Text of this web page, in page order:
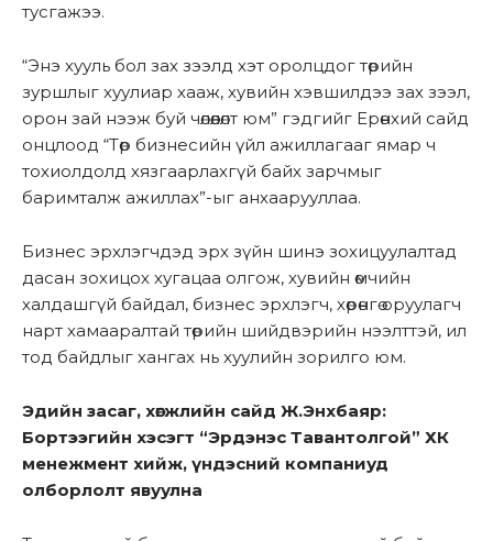
тусгажээ.
“Энэ хууль бол зах зээлд хэт оролцдог төрийн
зуршлыг хуулиар хааж, хувийн хэвшилдээ зах зээл,
орон зай нээж буй чөлөөлөлт юм” гэдгийг Ерөнхий сайд
онцлоод “Төр бизнесийн үйл ажиллагааг ямар ч
тохиолдолд хязгаарлахгүй байх зарчмыг
баримталж ажиллах”-ыг анхаарууллаа.
Бизнес эрхлэгчдэд эрх зүйн шинэ зохицуулалтад
дасан зохицох хугацаа олгож, хувийн өмчийн
халдашгүй байдал, бизнес эрхлэгч, хөрөнгө оруулагч
нарт хамааралтай төрийн шийдвэрийн нээлттэй, ил
тод байдлыг хангах нь хуулийн зорилго юм.
Эдийн засаг, хөгжлийн сайд Ж.Энхбаяр:
Бортээгийн хэсэгт “Эрдэнэс Тавантолгой” ХК
менежмент хийж, үндэсний компаниуд
олборлолт явуулна